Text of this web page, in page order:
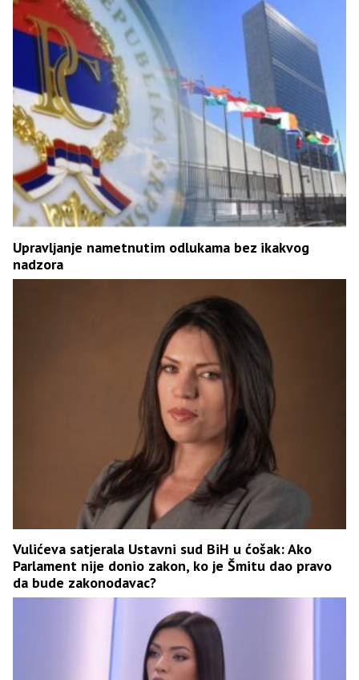
Upravljanje nametnutim odlukama bez ikakvog
nadzora
Vulićeva satjerala Ustavni sud BiH u ćošak: Ako
Parlament nije donio zakon, ko je Šmitu dao pravo
da bude zakonodavac?